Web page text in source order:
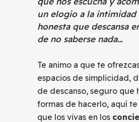
un elogio a la intimidad
honesta que descansa
de no saberse nada…
Te animo a que te
espacios de simplicidad,
de descanso, seguro que
formas de hacerlo, aquí
que los vivas en los